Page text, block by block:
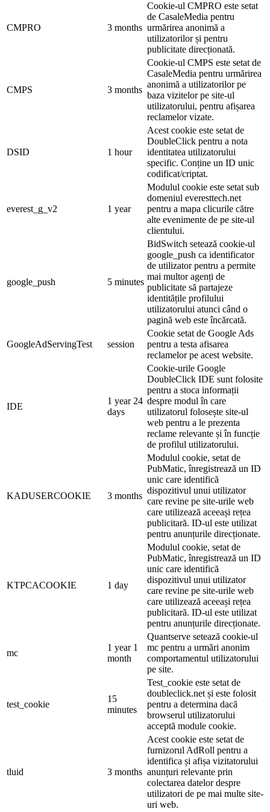
CMPRO 3 months
Cookie-ul CMPRO este setat
de CasaleMedia pentru
urmărirea anonimă a
utilizatorilor și pentru
publicitate direcționată.
CMPS 3 months
Cookie-ul CMPS este setat de
CasaleMedia pentru urmărirea
anonimă a utilizatorilor pe
baza vizitelor pe site-ul
utilizatorului, pentru afișarea
reclamelor vizate.
DSID 1 hour
Acest cookie este setat de
DoubleClick pentru a nota
identitatea utilizatorului
specific. Conține un ID unic
codificat/criptat.
everest_g_v2 1 year
Modulul cookie este setat sub
domeniul everesttech.net
pentru a mapa clicurile către
alte evenimente de pe site-ul
clientului.
google_push 5 minutes
BidSwitch setează cookie-ul
google_push ca identificator
de utilizator pentru a permite
mai multor agenți de
publicitate să partajeze
identitățile profilului
utilizatorului atunci când o
pagină web este încărcată.
GoogleAdServingTest session
Cookie setat de Google Ads
pentru a testa afisarea
reclamelor pe acest website.
IDE
1 year 24
days
Cookie-urile Google
DoubleClick IDE sunt folosite
pentru a stoca informații
despre modul în care
utilizatorul folosește site-ul
web pentru a le prezenta
reclame relevante și în funcție
de profilul utilizatorului.
KADUSERCOOKIE 3 months
Modulul cookie, setat de
PubMatic, înregistrează un ID
unic care identifică
dispozitivul unui utilizator
care revine pe site-urile web
care utilizează aceeași rețea
publicitară. ID-ul este utilizat
pentru anunțurile direcționate.
KTPCACOOKIE 1 day
Modulul cookie, setat de
PubMatic, înregistrează un ID
unic care identifică
dispozitivul unui utilizator
care revine pe site-urile web
care utilizează aceeași rețea
publicitară. ID-ul este utilizat
pentru anunțurile direcționate.
mc
1 year 1
month
Quantserve setează cookie-ul
mc pentru a urmări anonim
comportamentul utilizatorului
pe site.
test_cookie
15
minutes
Test_cookie este setat de
doubleclick.net și este folosit
pentru a determina dacă
browserul utilizatorului
acceptă module cookie.
tluid 3 months
Acest cookie este setat de
furnizorul AdRoll pentru a
identifica și afișa vizitatorului
anunțuri relevante prin
colectarea datelor despre
utilizatori de pe mai multe site-
uri web.